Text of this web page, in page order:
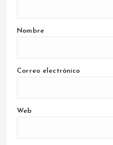
Nombre
Correo electrónico
Web